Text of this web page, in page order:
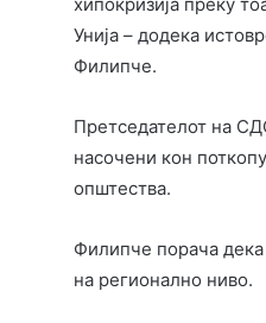
Унија – додека
Филипче.
Претседателот на
насочени кон
општества.
Филипче порача
на регионално ниво.